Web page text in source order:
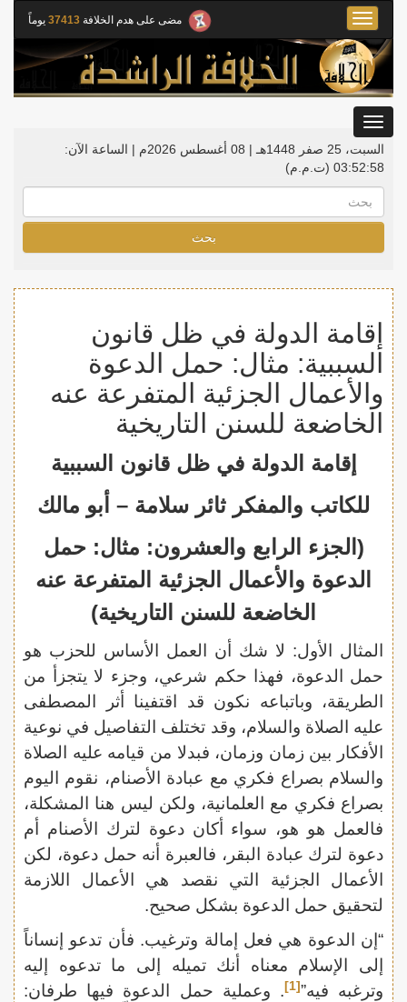
مضى على هدم الخلافة 37413 يوماً
Toggle
navigation
السبت، 25 صفر 1448هـ | 08 أغسطس 2026م |
الساعة الآن:
03:52:59 (ت.م.م)
بحث
إقامة الدولة في ظل قانون
السببية: مثال: حمل الدعوة
والأعمال الجزئية المتفرعة عنه
الخاضعة للسنن التاريخية
إقامة الدولة في ظل قانون السببية
للكاتب والمفكر ثائر سلامة – أبو مالك
(الجزء الرابع والعشرون: مثال: حمل
الدعوة والأعمال الجزئية المتفرعة عنه
الخاضعة للسنن التاريخية)
المثال الأول: لا شك أن العمل الأساس للحزب هو
حمل الدعوة، فهذا حكم شرعي، وجزء لا يتجزأ من
الطريقة، وباتباعه نكون قد اقتفينا أثر المصطفى
عليه الصلاة والسلام، وقد تختلف التفاصيل في نوعية
الأفكار بين زمان وزمان، فبدلا من قيامه عليه الصلاة
والسلام بصراع فكري مع عبادة الأصنام، نقوم اليوم
بصراع فكري مع العلمانية، ولكن ليس هنا المشكلة،
فالعمل هو هو، سواء أكان دعوة لترك الأصنام أم
دعوة لترك عبادة البقر، فالعبرة أنه حمل دعوة، لكن
الأعمال الجزئية التي نقصد هي الأعمال اللازمة
لتحقيق حمل الدعوة بشكل صحيح.
“إن الدعوة هي فعل إمالة وترغيب. فأن تدعو إنساناً
إلى الإسلام معناه أنك تميله إلى ما تدعوه إليه
وترغبه فيه”[1]
. وعملية حمل الدعوة فيها طرفان: